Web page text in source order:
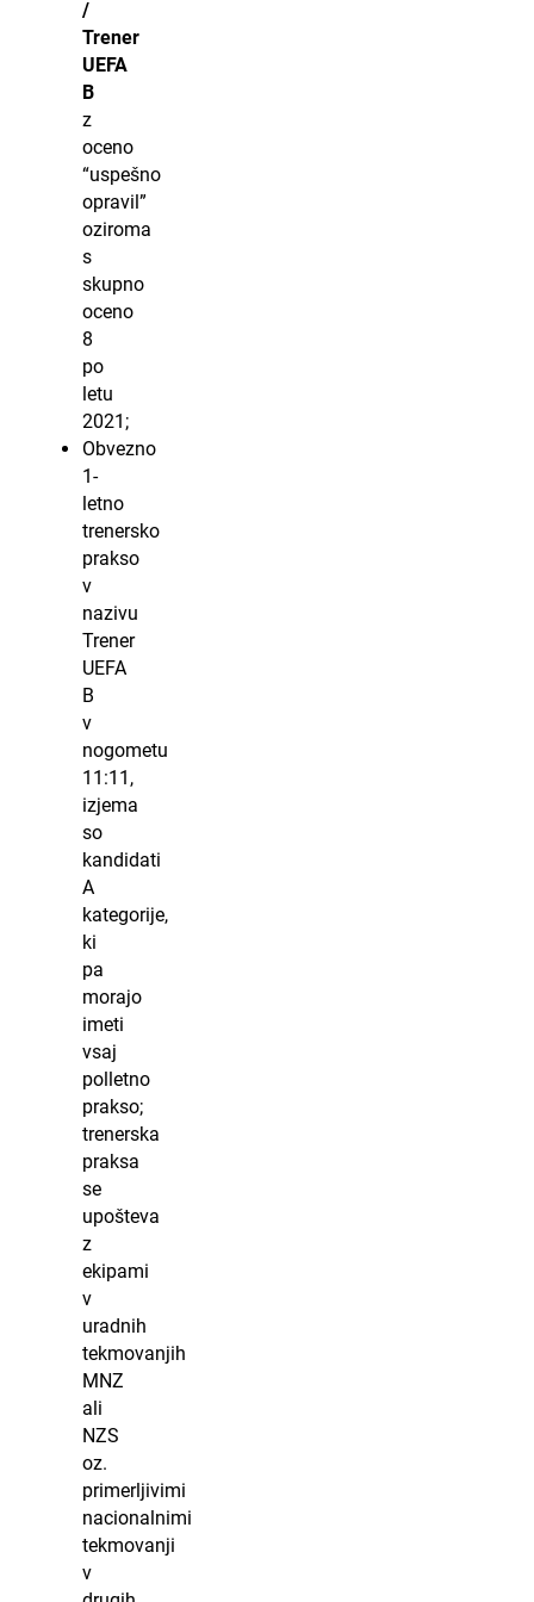
/
Trener
UEFA
B
z
oceno
“uspešno
opravil”
oziroma
s
skupno
oceno
8
po
letu
2021;
Obvezno
1-
letno
trenersko
prakso
v
nazivu
Trener
UEFA
B
v
nogometu
11:11,
izjema
so
kandidati
A
kategorije,
ki
pa
morajo
imeti
vsaj
polletno
prakso;
trenerska
praksa
se
upošteva
z
ekipami
v
uradnih
tekmovanjih
MNZ
ali
NZS
oz.
primerljivimi
nacionalnimi
tekmovanji
v